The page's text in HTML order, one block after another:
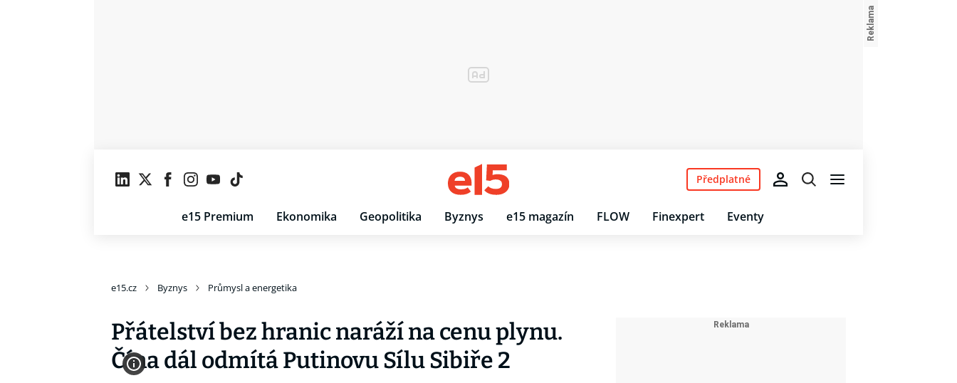
e15 Premium Ekonomika Geopolitika Byznys e15 magazín FLOW Finexpert Eventy
Předplatné
e15.cz Byznys Průmysl a energetika
Přátelství bez hranic naráží na cenu plynu.
Čína dál odmítá Putinovu Sílu Sibiře 2